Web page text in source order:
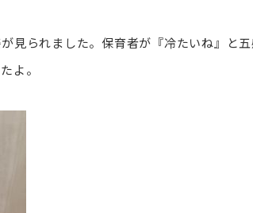
見られました。保育者が『冷たいね』と
よ。